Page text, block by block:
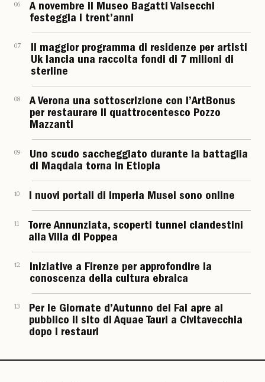
06
A novembre il Museo Bagatti Valsecchi
festeggia i trent’anni
07
Il maggior programma di residenze per artisti
Uk lancia una raccolta fondi di 7 milioni di
sterline
08
A Verona una sottoscrizione con l’ArtBonus
per restaurare il quattrocentesco Pozzo
Mazzanti
09
Uno scudo saccheggiato durante la battaglia
di Maqdala torna in Etiopia
10 I nuovi portali di Imperia Musei sono online
11
Torre Annunziata, scoperti tunnel clandestini
alla Villa di Poppea
12
Iniziative a Firenze per approfondire la
conoscenza della cultura ebraica
13
Per le Giornate d’Autunno del Fai apre al
pubblico il sito di Aquae Tauri a Civitavecchia
dopo i restauri